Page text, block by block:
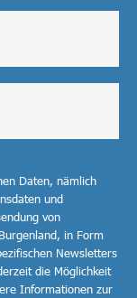
Daten, nämlich
und
von
in Form
Newsletters
die Möglichkeit
Informationen zur